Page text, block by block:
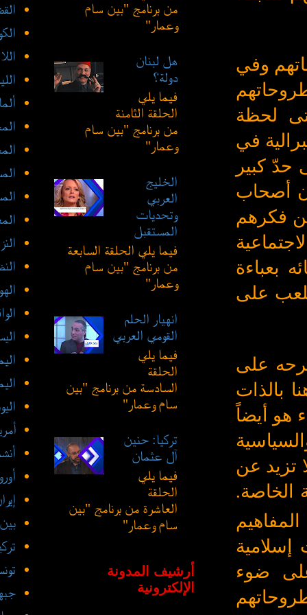
وفي
لحظة
في
حدّ كبير
أن أصحاب
فكرهم
بعباءة
على
على
بالذات
هو أيضاً
تزيد عن
الخاصة.
إسلامية
ضوء
من برنامج "بين سام
وعمار"
هل لبنان
دولة؟
فيما يلي
الحلقة الثامنة
من برنامج "بين سام
وعمار"
الخليج
العربي
وتحديات
المستقبل
فيما يلي الحلقة السابعة
من برنامج "بين سام
وعمار"
انهيار الحلم
القومي العربي
فيما يلي
الحلقة
السادسة من برنامج "بين
سام وعمار"
تركيا: حنين
آل عثمان
فيما يلي
الحلقة
العاشرة من برنامج "بين
سام وعمار"
أرشيف المدونة
الإلكترونية